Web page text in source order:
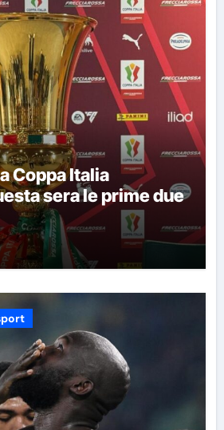
Coppa Italia
sera le prime due